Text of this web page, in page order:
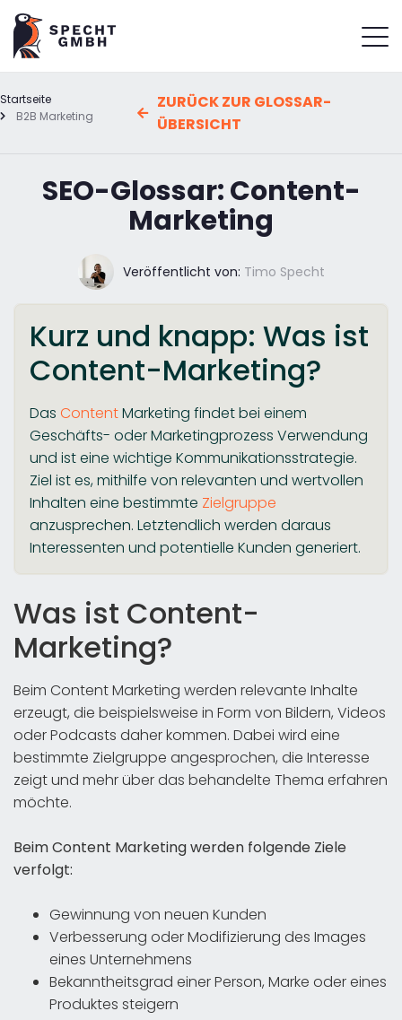
Startseite
B2B Marketing
ZURÜCK ZUR GLOSSAR-
ÜBERSICHT
SEO-Glossar: Content-
Marketing
Veröffentlicht von: Timo Specht
Kurz und knapp: Was ist
Content-Marketing?
Das ContentMarketing findet bei einem
Geschäfts- oder Marketingprozess Verwendung
und ist eine wichtige Kommunikationsstrategie.
Ziel ist es, mithilfe von relevanten und wertvollen
Inhalten eine bestimmte Zielgruppe
anzusprechen. Letztendlich werden daraus
Interessenten und potentielle Kunden generiert.
Was ist Content-
Marketing?
Beim Content Marketing werden relevante Inhalte
erzeugt, die beispielsweise in Form von Bildern, Videos
oder Podcasts daher kommen. Dabei wird eine
bestimmte Zielgruppe angesprochen, die Interesse
zeigt und mehr über das behandelte Thema erfahren
möchte.
Beim Content Marketing werden folgende Ziele
verfolgt:
Gewinnung von neuen Kunden
Verbesserung oder Modifizierung des Images
eines Unternehmens
Bekanntheitsgrad einer Person, Marke oder eines
Produktes steigern